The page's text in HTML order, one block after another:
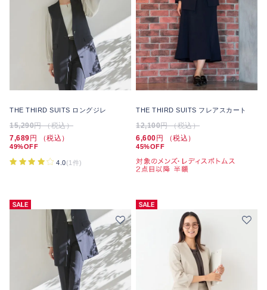
THE THIRD SUITS ロングジレ
15,290円 （税込）
7,689 円 （税込）
49%OFF
4.0(1件)
THE THIRD SUITS フレアスカート
12,100円 （税込）
6,600 円 （税込）
45%OFF